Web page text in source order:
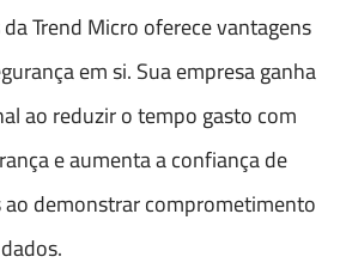
Trend Micro oferece vantagens
em si. Sua empresa ganha
ao reduzir o tempo gasto com
e aumenta a confiança de
ao demonstrar comprometimento